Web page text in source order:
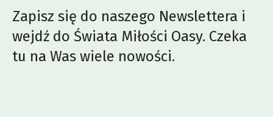
Zapisz się do naszego Newslettera i
wejdź do Świata Miłości Oasy. Czeka
tu na Was wiele nowości.